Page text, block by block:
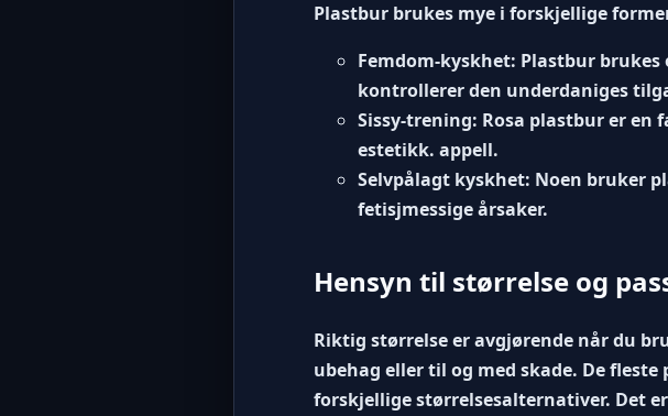
Plastbur brukes mye i forskjellige
Femdom-kyskhet: Plastbur brukes
kontrollerer den underdaniges
Sissy-trening: Rosa plastbur er en
estetikk. appell.
Selvpålagt kyskhet: Noen bruker
fetisjmessige årsaker.
Hensyn til størrelse og
Riktig størrelse er avgjørende når du
ubehag eller til og med skade. De
forskjellige størrelsesalternativer. Det